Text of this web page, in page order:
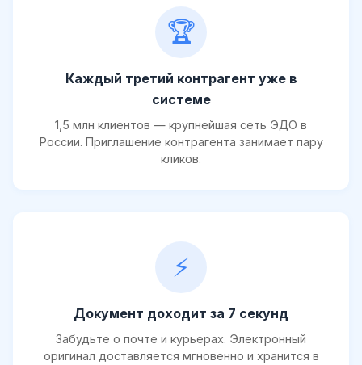
🏆
Каждый третий контрагент уже в
системе
1,5 млн клиентов — крупнейшая сеть ЭДО в
России. Приглашение контрагента занимает пару
кликов.
⚡
Документ доходит за 7 секунд
Забудьте о почте и курьерах. Электронный
оригинал доставляется мгновенно и хранится в